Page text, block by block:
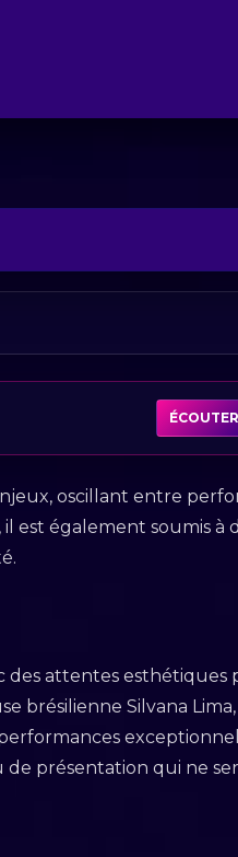
ÉCOUTER
oscillant entre
est également soumis à
des attentes esthétiques
brésilienne Silvana
présentation qui ne